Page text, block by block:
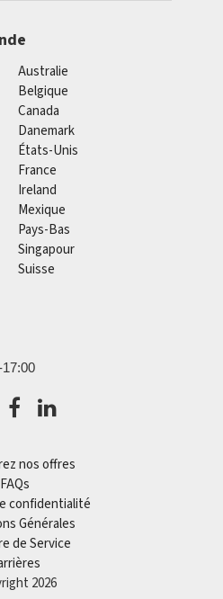
Australie
Belgique
Canada
Danemark
États-Unis
France
Ireland
Mexique
Pays-Bas
Singapour
Suisse
nos offres
FAQs
confidentialité
Générales
de Service
2026